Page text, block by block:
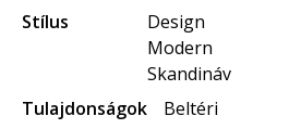
Stílus
Design
Modern
Skandináv
Tulajdonságok
Beltéri